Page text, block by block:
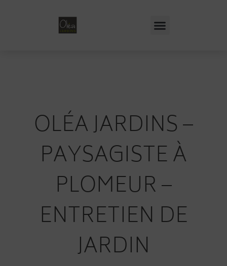
OLÉA JARDINS –
PAYSAGISTE À
PLOMEUR –
ENTRETIEN DE
JARDIN